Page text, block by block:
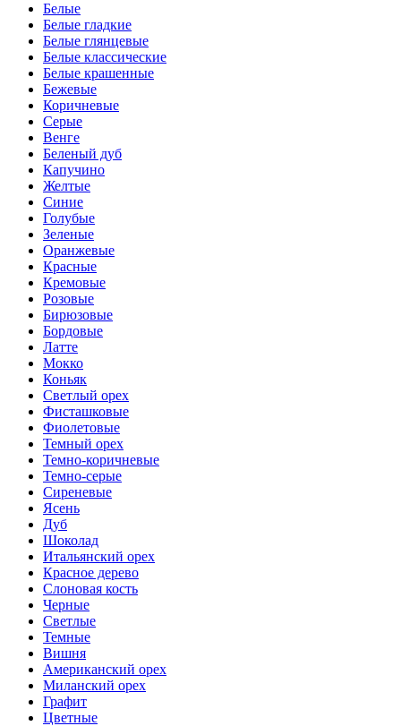
Белые
Белые гладкие
Белые глянцевые
Белые классические
Белые крашенные
Бежевые
Коричневые
Серые
Венге
Беленый дуб
Капучино
Желтые
Синие
Голубые
Зеленые
Оранжевые
Красные
Кремовые
Розовые
Бирюзовые
Бордовые
Латте
Мокко
Коньяк
Светлый орех
Фисташковые
Фиолетовые
Темный орех
Темно-коричневые
Темно-серые
Сиреневые
Ясень
Дуб
Шоколад
Итальянский орех
Красное дерево
Слоновая кость
Черные
Светлые
Темные
Вишня
Американский орех
Миланский орех
Графит
Цветные